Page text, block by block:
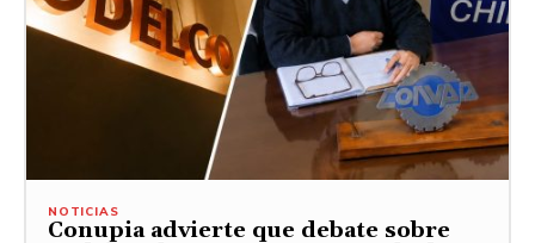
NOTICIAS
Conupia advierte que debate sobre